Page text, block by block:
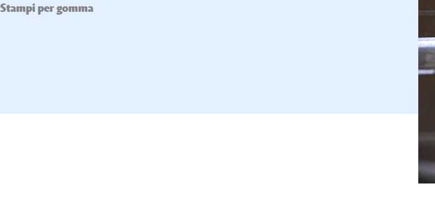
Stampi per gomma